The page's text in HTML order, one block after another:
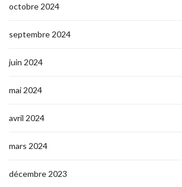
octobre 2024
septembre 2024
juin 2024
mai 2024
avril 2024
mars 2024
décembre 2023